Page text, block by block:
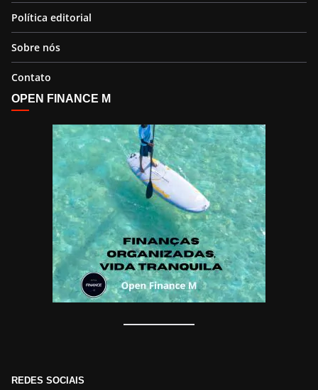
Política editorial
Sobre nós
Contato
OPEN FINANCE M
REDES SOCIAIS